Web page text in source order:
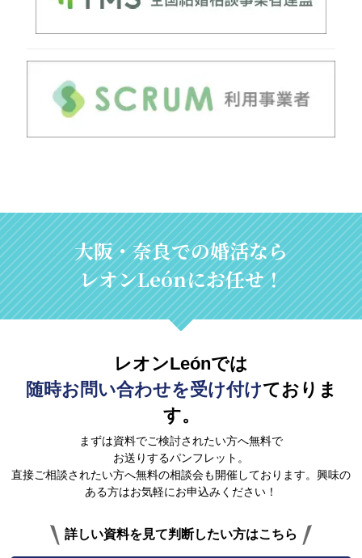
大阪・奈良での婚活なら
レオンLeónにお任せ！
レオンLeónでは
随時お問い合わせを受け付けておりま
す。
まずは資料でご検討されたい方へ無料で
お送りするパンフレット。
直接ご相談されたい方へ無料の相談会も開催しております。興味の
ある方はお気軽にお申込みください！
詳しい資料を見て判断したい方はこちら